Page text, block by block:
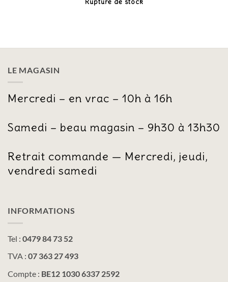
LE MAGASIN
Mercredi – en vrac – 10h à 16h
Samedi – beau magasin – 9h30 à 13h30
Retrait commande — Mercredi, jeudi,
vendredi samedi
INFORMATIONS
Tel : 0479 84 73 52
TVA : 07 363 27 493
Compte : BE12 1030 6337 2592